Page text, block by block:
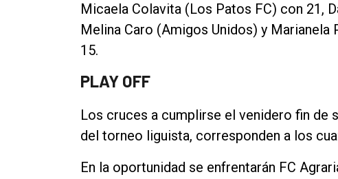
Micaela Colavita (Los Patos FC) con 21,
Melina Caro (Amigos Unidos) y
15.
PLAY OFF
Los cruces a cumplirse el venidero fin de
del torneo liguista, corresponden a los
En la oportunidad se enfrentarán FC